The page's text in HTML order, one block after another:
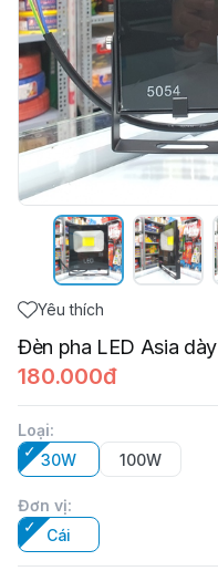
Yêu thích
Đèn pha LED Asia dày
180.000đ
Loại:
30W
100W
Đơn vị:
Cái